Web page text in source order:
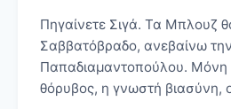
Πηγαίνετε Σιγά. Τα Μπλουζ
Σαββατόβραδο, ανεβαίνω την
Παπαδιαμαντοπούλου. Μόνη
θόρυβος, η γνωστή βιασύνη,